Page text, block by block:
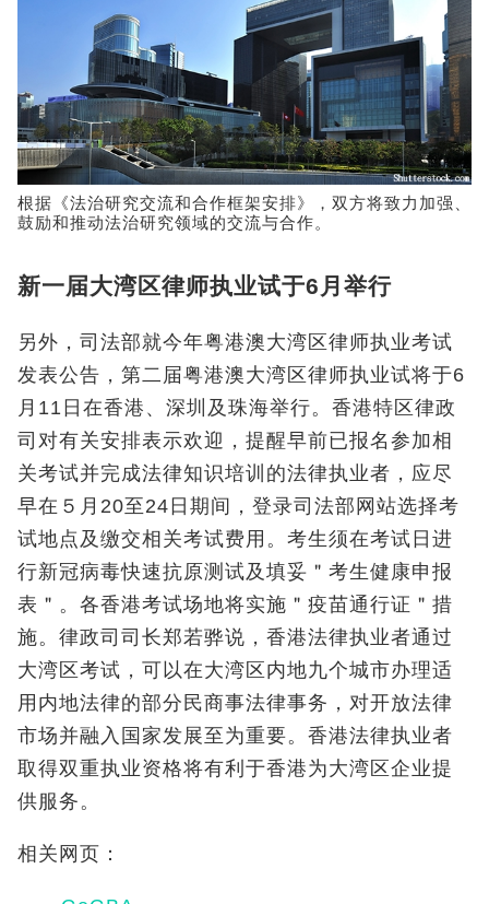
根据《法治研究交流和合作框架安排》，双方将致力加强、
鼓励和推动法治研究领域的交流与合作。
新一届大湾区律师执业试于6月举行
另外，司法部就今年粤港澳大湾区律师执业考试
发表公告，第二届粤港澳大湾区律师执业试将于6
月11日在香港、深圳及珠海举行。香港特区律政
司对有关安排表示欢迎，提醒早前已报名参加相
关考试并完成法律知识培训的法律执业者，应尽
早在５月20至24日期间，登录司法部网站选择考
试地点及缴交相关考试费用。考生须在考试日进
行新冠病毒快速抗原测试及填妥＂考生健康申报
表＂。各香港考试场地将实施＂疫苗通行证＂措
施。律政司司长郑若骅说，香港法律执业者通过
大湾区考试，可以在大湾区内地九个城市办理适
用内地法律的部分民商事法律事务，对开放法律
市场并融入国家发展至为重要。香港法律执业者
取得双重执业资格将有利于香港为大湾区企业提
供服务。
相关网页：